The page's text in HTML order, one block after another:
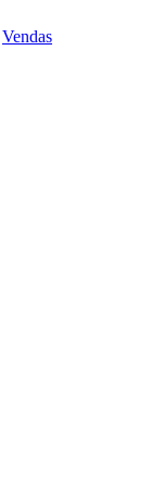
Vendas